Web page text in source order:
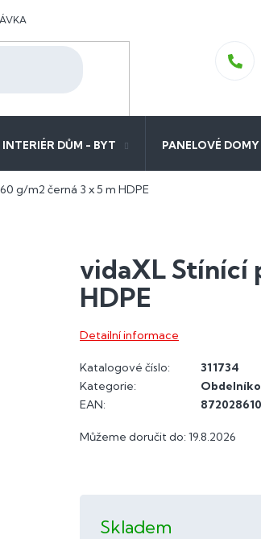
INTERIÉR DŮM - BYT PANELOVÉ DOMY
g/m2 černá 3 x 5 m HDPE
vidaXL Stínící
HDPE
Můžeme doručit do: 19.8.2026
Skladem
Detailní informace
Katalogové číslo:
311734
Kategorie:
EAN: